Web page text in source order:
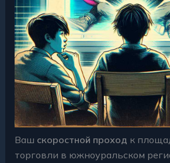
Ваш скоростной проход к
торговли в южноуральском